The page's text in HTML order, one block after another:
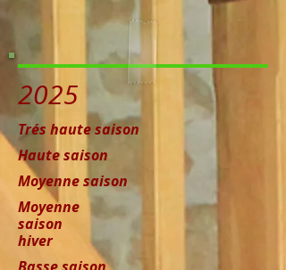
2025
Trés haute saison
Haute saison
Moyenne saison
Moyenne
saison
hiver